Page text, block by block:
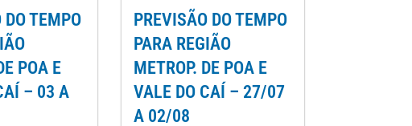
TEMPO
POA E
– 03 A
PREVISÃO DO TEMPO
PARA REGIÃO
METROP. DE POA E
VALE DO CAÍ – 27/07
A 02/08